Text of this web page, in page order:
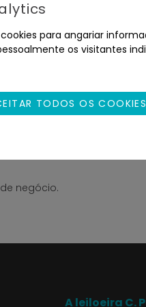
para angariar
os visitantes
TODOS OS COOKIES
negócio.
A leiloeira C.